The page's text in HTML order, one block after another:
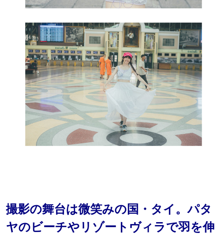
撮影の舞台は微笑みの国・タイ。パタ
ヤのビーチやリゾートヴィラで羽を伸